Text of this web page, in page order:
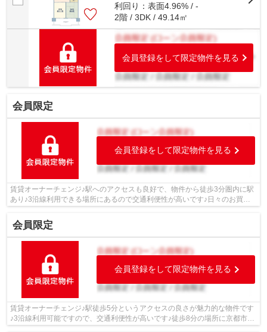
利回り：表面4.96% / -
2階 / 3DK / 49.14㎡
会員登録をして限定物件を見る
会員限定
会員登録をして限定物件を見る
賃貸オーナーチェンジ♪駅へのアクセスも良好で、物件から徒歩3分圏内に駅
あり♪3沿線利用できる場所にあるので交通利便性が高いです♪日々のお買い
物に便利なスーパー「フードショップラ...
会員限定
会員登録をして限定物件を見る
賃貸オーナーチェンジ♪駅徒歩5分というアクセスの良さが魅力的な物件です
♪3沿線利用可能ですので、交通利便性が高いです♪徒歩8分の場所に京都市立
音羽小学校があります♪便利で快適な生...